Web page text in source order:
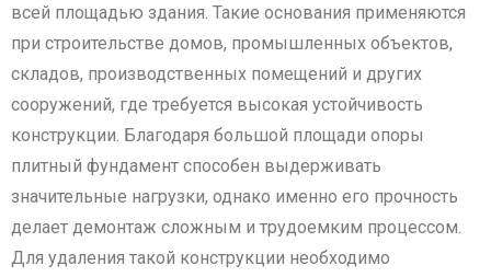
всей площадью здания. Такие основания применяются
при строительстве домов, промышленных объектов,
складов, производственных помещений и других
сооружений, где требуется высокая устойчивость
конструкции. Благодаря большой площади опоры
плитный фундамент способен выдерживать
значительные нагрузки, однако именно его прочность
делает демонтаж сложным и трудоемким процессом.
Для удаления такой конструкции необходимо